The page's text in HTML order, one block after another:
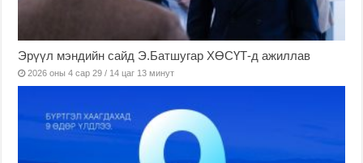
Эрүүл мэндийн сайд Э.Батшугар ХӨСҮТ-д ажиллав
2026 оны 4 сар 29 / 14 цаг 13 минут